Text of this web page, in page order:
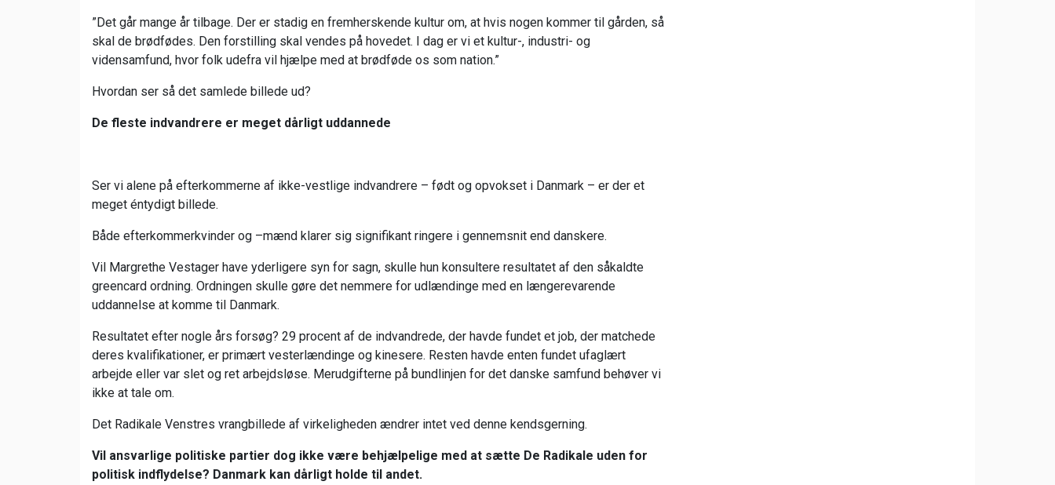
”Det går mange år tilbage. Der er stadig en fremherskende kultur om, at hvis nogen kommer til gården, så
skal de brødfødes. Den forstilling skal vendes på hovedet. I dag er vi et kultur-, industri- og
vidensamfund, hvor folk udefra vil hjælpe med at brødføde os som nation.”
Hvordan ser så det samlede billede ud?
De fleste indvandrere er meget dårligt uddannede
Ser vi alene på efterkommerne af ikke-vestlige indvandrere – født og opvokset i Danmark – er der et
meget éntydigt billede.
Både efterkommerkvinder og –mænd klarer sig signifikant ringere i gennemsnit end danskere.
Vil Margrethe Vestager have yderligere syn for sagn, skulle hun konsultere resultatet af den såkaldte
greencard ordning. Ordningen skulle gøre det nemmere for udlændinge med en længerevarende
uddannelse at komme til Danmark.
Resultatet efter nogle års forsøg? 29 procent af de indvandrede, der havde fundet et job, der matchede
deres kvalifikationer, er primært vesterlændinge og kinesere. Resten havde enten fundet ufaglært
arbejde eller var slet og ret arbejdsløse. Merudgifterne på bundlinjen for det danske samfund behøver vi
ikke at tale om.
Det Radikale Venstres vrangbillede af virkeligheden ændrer intet ved denne kendsgerning.
Vil ansvarlige politiske partier dog ikke være behjælpelige med at sætte De Radikale uden for
politisk indflydelse? Danmark kan dårligt holde til andet.